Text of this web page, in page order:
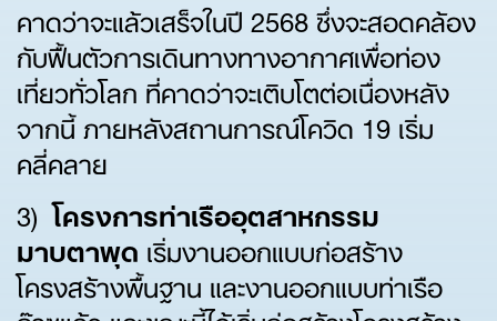
คาดว่าจะแล้วเสร็จในปี 2568 ซึ่งจะสอดคล้อง
กับฟื้นตัวการเดินทางทางอากาศเพื่อท่อง
เที่ยวทั่วโลก ที่คาดว่าจะเติบโตต่อเนื่องหลัง
จากนี้ ภายหลังสถานการณ์โควิด 19 เริ่ม
คลี่คลาย
3)โครงการท่าเรืออุตสาหกรรม
มาบตาพุด เริ่มงานออกแบบก่อสร้าง
โครงสร้างพื้นฐาน และงานออกแบบท่าเรือ